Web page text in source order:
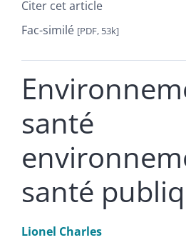
Citer cet article
Fac-similé [PDF, 53k]
santé
santé
Lionel Charles